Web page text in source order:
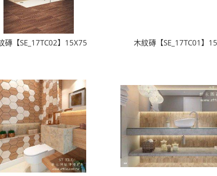
磚【SE_17TC02】15X75 木紋磚【SE_17TC01】